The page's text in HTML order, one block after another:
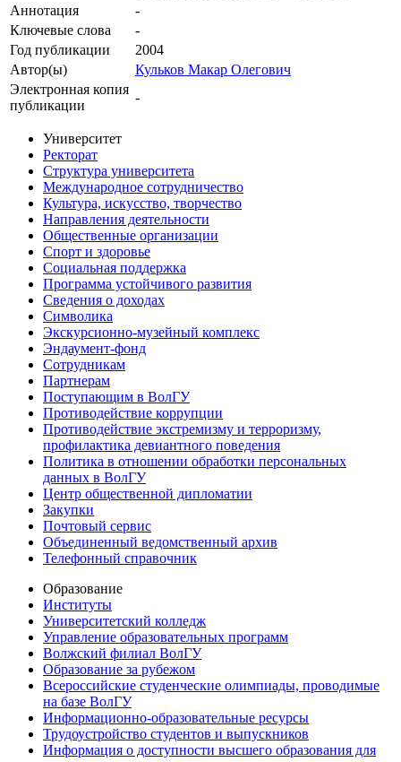
Аннотация
-
Ключевые cлова
-
Год публикации
2004
Автор(ы)
Кульков Макар Олегович
Электронная копия
публикации
-
Университет
Ректорат
Структура университета
Международное сотрудничество
Культура, искусство, творчество
Направления деятельности
Общественные организации
Спорт и здоровье
Социальная поддержка
Программа устойчивого развития
Сведения о доходах
Символика
Экскурсионно-музейный комплекс
Эндаумент-фонд
Сотрудникам
Партнерам
Поступающим в ВолГУ
Противодействие коррупции
Противодействие экстремизму и терроризму,
профилактика девиантного поведения
Политика в отношении обработки персональных
данных в ВолГУ
Центр общественной дипломатии
Закупки
Почтовый сервис
Объединенный ведомственный архив
Телефонный справочник
Образование
Институты
Университетский колледж
Управление образовательных программ
Волжский филиал ВолГУ
Образование за рубежом
Всероссийские студенческие олимпиады, проводимые
на базе ВолГУ
Информационно-образовательные ресурсы
Трудоустройство студентов и выпускников
Информация о доступности высшего образования для